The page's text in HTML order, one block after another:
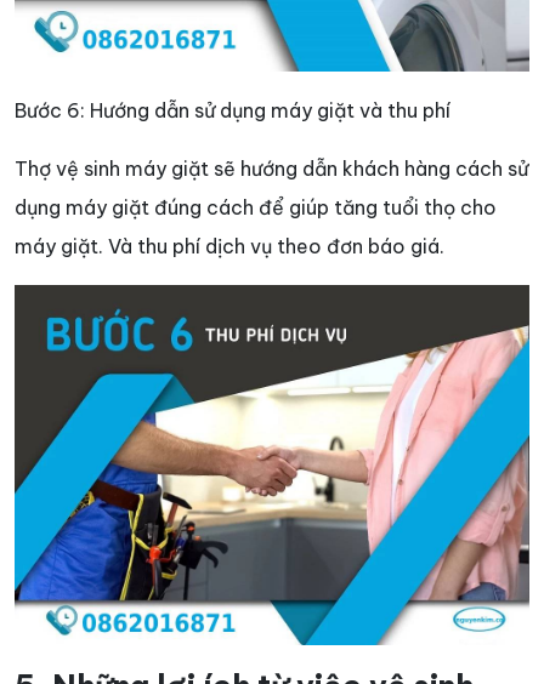
Bước 6: Hướng dẫn sử dụng máy giặt và thu phí
Thợ vệ sinh máy giặt sẽ hướng dẫn khách hàng cách sử
dụng máy giặt đúng cách để giúp tăng tuổi thọ cho
máy giặt. Và thu phí dịch vụ theo đơn báo giá.